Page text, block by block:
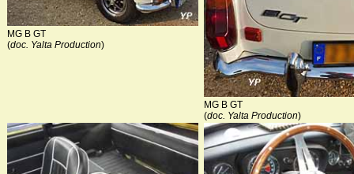
MG B GT
(doc. Yalta Production)
MG B GT
(doc. Yalta Production)